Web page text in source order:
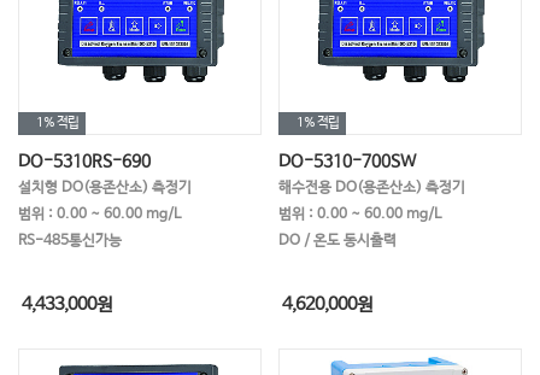
1%적립
DO-5310RS-690
설치형 DO(용존산소) 측정기
범위 : 0.00 ~ 60.00 mg/L
RS-485통신가능
4,433,000원
1%적립
DO-5310-700SW
해수전용 DO(용존산소) 측정기
범위 : 0.00 ~ 60.00 mg/L
DO / 온도 동시출력
4,620,000원